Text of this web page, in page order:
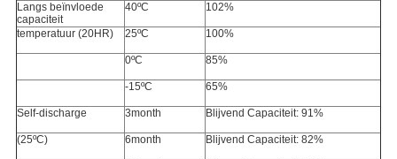
Langs beïnvloede
capaciteit
40ºC 102%
temperatuur (20HR) 25ºC 100%
0ºC 85%
-15ºC 65%
Self-discharge 3month Blijvend Capaciteit: 91%
(25ºC) 6month Blijvend Capaciteit: 82%